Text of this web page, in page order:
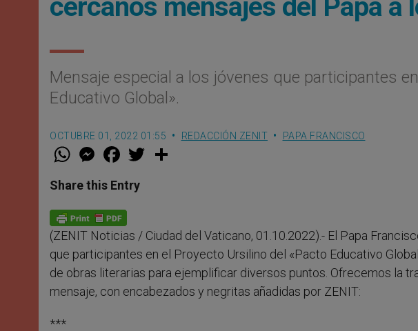
Mensaje especial a los jóvenes que participantes
Educativo Global».
OCTUBRE 01, 2022 01:55 REDACCIÓN ZENIT PAPA FRANCISCO
W
t
s
p
p
M
e
s
e
g
e
r
F
a
e
b
o
k
w
Share this Entry
(ZENIT Noticias / Ciudad del Vaticano, 01.10.2022).- El Papa
que participantes en el Proyecto Ursilino del «Pacto Educativo
de obras literarias para ejemplificar diversos puntos. Ofrecemos la
mensaje, con encabezados y negritas añadidas por ZENIT:
***